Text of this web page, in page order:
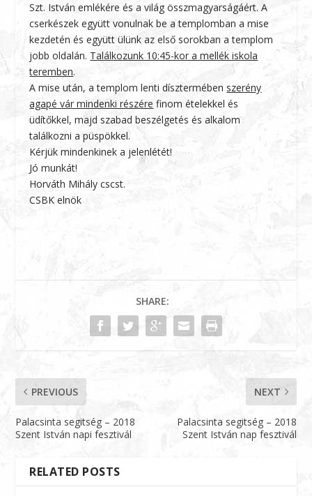
Szt. István emlékére és a világ összmagyarságáért. A
cserkészek együtt vonulnak be a templomban a mise
kezdetén és együtt ülünk az első sorokban a templom
jobb oldalán. Találkozunk 10:45-kor a mellék iskola
teremben.
A mise után, a templom lenti dísztermébenszerény
agapé vár mindenki részére finom ételekkel és
üdítőkkel, majd szabad beszélgetés és alkalom
találkozni a püspökkel.
Kérjük mindenkinek a jelenlétét!
Jó munkát!
Horváth Mihály cscst.
CSBK elnök
SHARE:
PREVIOUS
Palacsinta segitség – 2018
Szent István napi fesztivál
NEXT
Palacsinta segitség – 2018
Szent István nap fesztivál
RELATED POSTS